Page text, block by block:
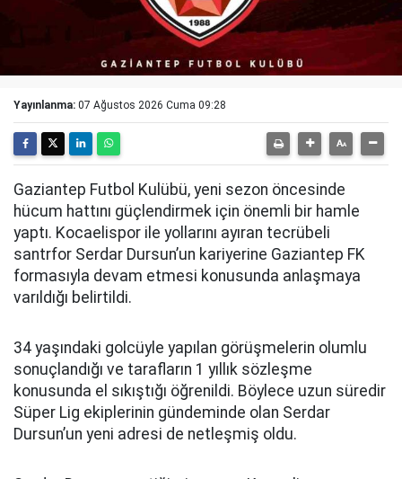
Yayınlanma: 07 Ağustos 2026 Cuma 09:28
Gaziantep Futbol Kulübü, yeni sezon öncesinde
hücum hattını güçlendirmek için önemli bir hamle
yaptı. Kocaelispor ile yollarını ayıran tecrübeli
santrfor Serdar Dursun’un kariyerine Gaziantep FK
formasıyla devam etmesi konusunda anlaşmaya
varıldığı belirtildi.
34 yaşındaki golcüyle yapılan görüşmelerin olumlu
sonuçlandığı ve tarafların 1 yıllık sözleşme
konusunda el sıkıştığı öğrenildi. Böylece uzun süredir
Süper Lig ekiplerinin gündeminde olan Serdar
Dursun’un yeni adresi de netleşmiş oldu.